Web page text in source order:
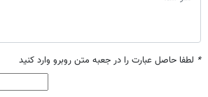
* لطفا حاصل عبارت را در جعبه متن روبرو وارد کنید